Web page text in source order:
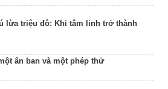
lừa triệu đô: Khi tâm linh trở thành
ân ban và một phép thử